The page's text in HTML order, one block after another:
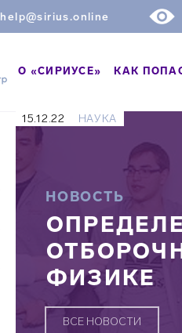
help@sirius.online
О «СИРИУСЕ» КАК
15.12.22 НАУКА
НОВОСТЬ
ФИЗИКЕ
ВСЕ НОВОСТИ